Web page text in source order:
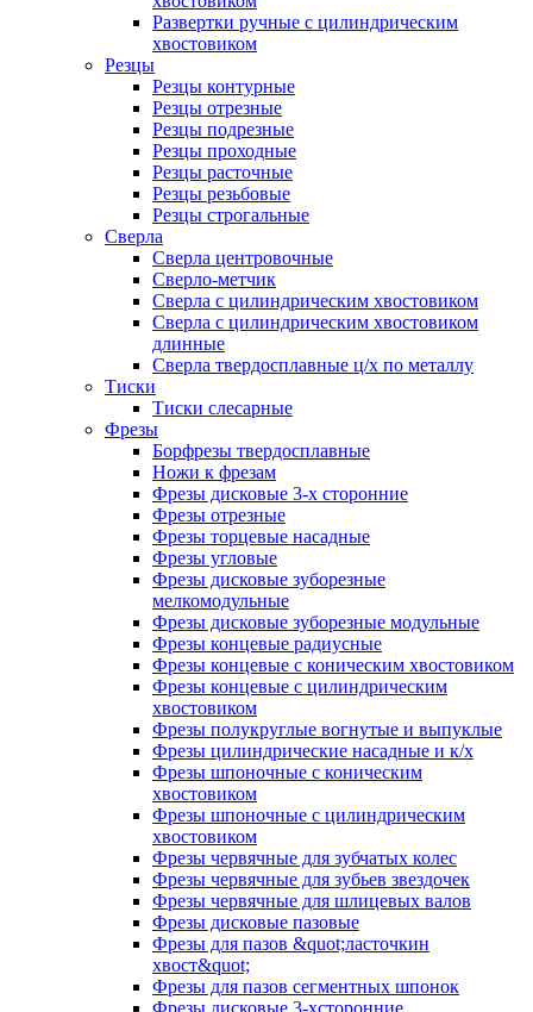
Развертки ручные с цилиндрическим
хвостовиком
Резцы
Резцы контурные
Резцы отрезные
Резцы подрезные
Резцы проходные
Резцы расточные
Резцы резьбовые
Резцы строгальные
Сверла
Сверла центровочные
Сверло-метчик
Сверла с цилиндрическим хвостовиком
Сверла с цилиндрическим хвостовиком
длинные
Сверла твердосплавные ц/х по металлу
Тиски
Тиски слесарные
Фрезы
Борфрезы твердосплавные
Ножи к фрезам
Фрезы дисковые 3-х сторонние
Фрезы отрезные
Фрезы торцевые насадные
Фрезы угловые
Фрезы дисковые зуборезные
мелкомодульные
Фрезы дисковые зуборезные модульные
Фрезы концевые радиусные
Фрезы концевые с коническим хвостовиком
Фрезы концевые с цилиндрическим
хвостовиком
Фрезы полукруглые вогнутые и выпуклые
Фрезы цилиндрические насадные и к/х
Фрезы шпоночные с коническим
хвостовиком
Фрезы шпоночные с цилиндрическим
хвостовиком
Фрезы червячные для зубчатых колес
Фрезы червячные для зубьев звездочек
Фрезы червячные для шлицевых валов
Фрезы дисковые пазовые
Фрезы для пазов &quot;ласточкин
хвост&quot;
Фрезы для пазов сегментных шпонок
Фрезы дисковые 3-хсторонние